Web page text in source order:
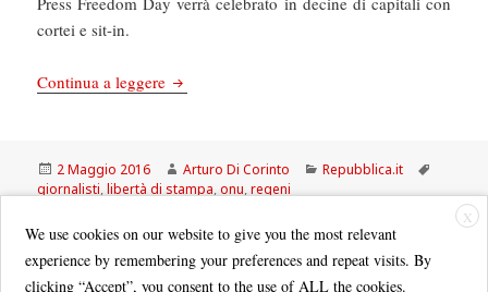
cortei e sit-in.
Continua a leggere La Repubblica: Onu, un giorno per la
Scritto
il
2 Maggio 2016 Autore
Arturo Di Corinto Categorie
Repubblica.it
giornalisti,libertà di stampa,onu,regeni
su La Repubblica: Onu, un giorno per la
X
We use cookies on our website to give you the most relevant
experience by remembering your preferences and repeat visits. By
clicking “Accept”, you consent to the use of ALL the cookies.